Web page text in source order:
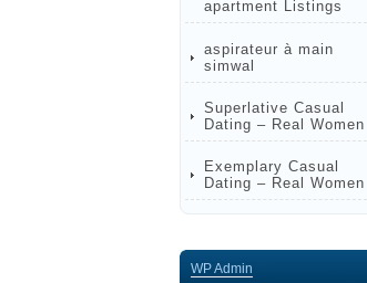
apartment Listings
aspirateur à main
simwal
Superlative Сasual
Dating – Real Women
Exemplary Сasual
Dating – Real Women
WPAdmin